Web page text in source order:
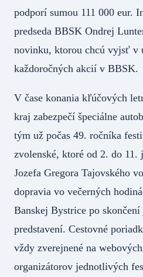
podporí sumou 111 000 eur.
predseda BBSK Ondrej
novinku, ktorou chcú vyjsť v
každoročných akcií v BBSK.
V čase konania kľúčových
kraj zabezpečí špeciálne
tým už počas 49. ročníka
zvolenské, ktoré od 2. do
Jozefa Gregora Tajovského
dopravia vo večerných
Banskej Bystrice po
predstavení. Cestovné
vždy zverejnené na
organizátorov jednotlivých